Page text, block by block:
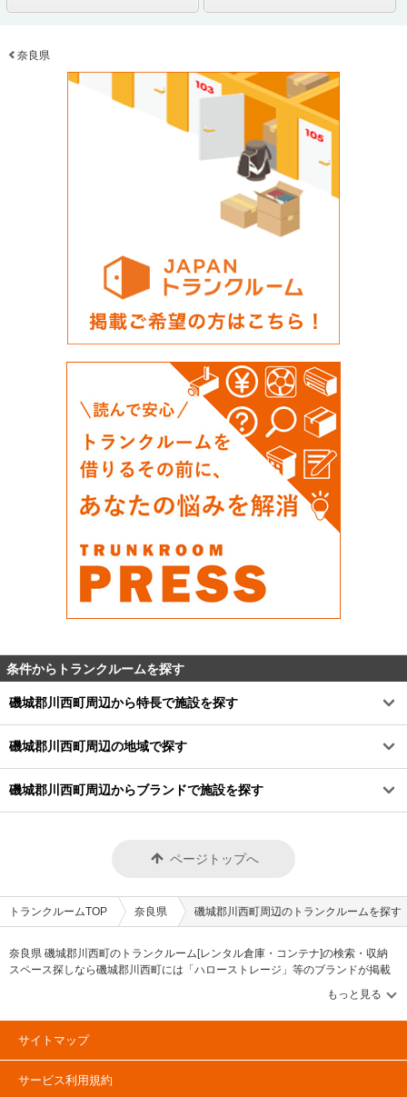
奈良県
条件からトランクルームを探す
磯城郡川西町周辺から特長で施設を探す
磯城郡川西町周辺の地域で探す
磯城郡川西町周辺からブランドで施設を探す
ページトップへ
トランクルームTOP 奈良県 磯城郡川西町周辺のトランクルームを探す
奈良県 磯城郡川西町のトランクルーム[レンタル倉庫・コンテナ]の検索・収納
スペース探しなら磯城郡川西町には「ハローストレージ」等のブランドが掲載
されています。借りたい地域から探して、広さ・料金[賃料]・セキュリティ・空
調完備・24時間出し入れ可能などの希望条件で絞込み！豊富な物件数から様々
な方法でご希望の収納スペースを簡単に探せるトランクルーム情報サイトで
す。磯城郡川西町で気になるトランクルームを見つけたら、メールか電話でお
サイトマップ
サービス利用規約